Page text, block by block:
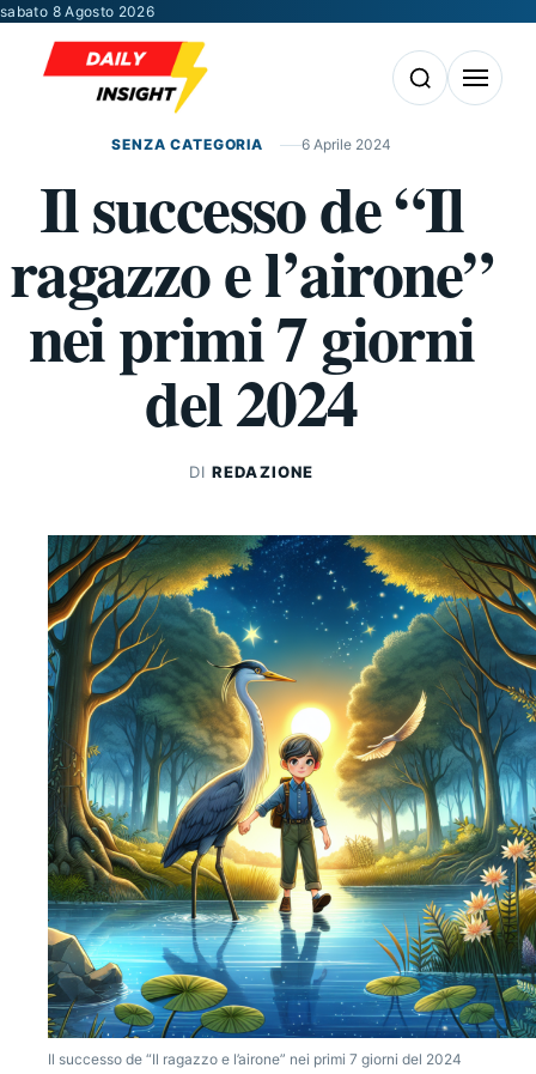
Vai al contenuto
sabato 8 Agosto 2026
Apri la ricerca
Apri il
SENZA CATEGORIA 6 Aprile 2024
Il successo de “Il
ragazzo e l’airone”
nei primi 7 giorni
del 2024
DIREDAZIONE
Il successo de “Il ragazzo e l’airone” nei primi 7 giorni del 2024